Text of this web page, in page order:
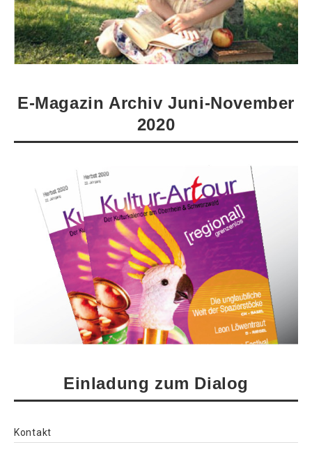
E-Magazin Archiv Juni-November
2020
Einladung zum Dialog
Kontakt